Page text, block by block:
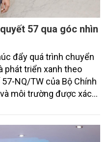
57 qua góc nhìn
đẩy quá trình chuyển
phát triển xanh theo
NQ/TW của Bộ Chính
môi trường được xác
và cam kết bền vững
đưa phát thải ròng